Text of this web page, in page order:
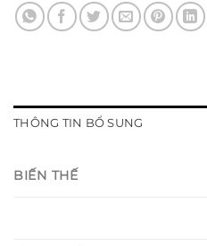
THÔNG TIN BỔ SUNG
BIẾN THẾ